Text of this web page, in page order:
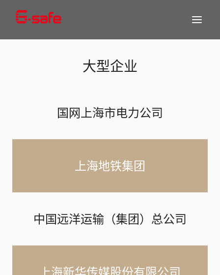
大型企业
国网上海市电力公司
上海地铁集团
中国远洋运输（集团）总公司